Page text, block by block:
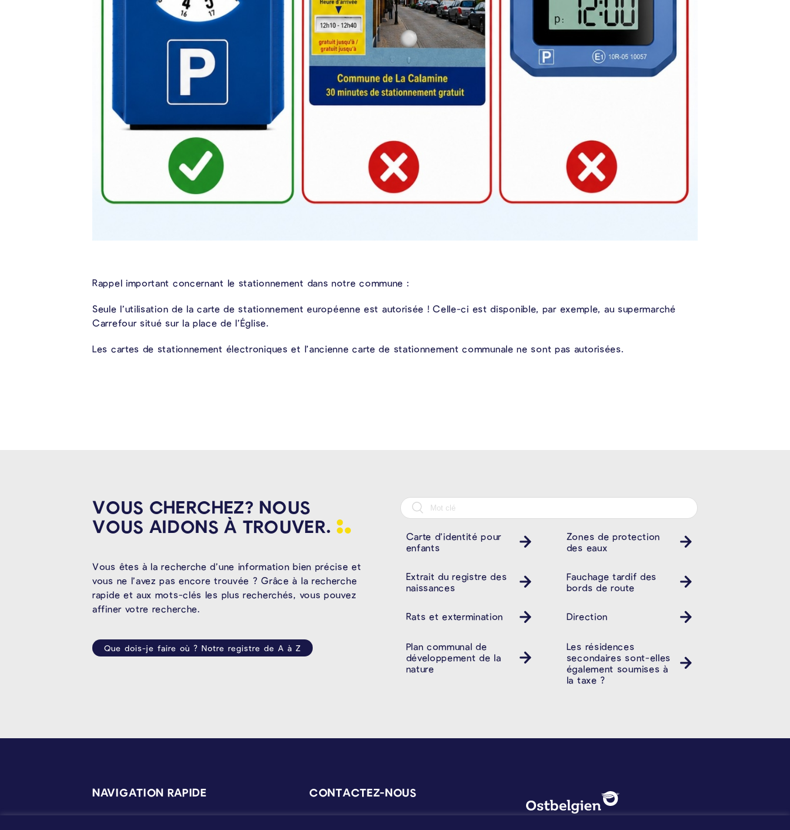
Rappel important concernant le stationnement dans notre commune :
Seule l’utilisation de la carte de stationnement européenne est autorisée ! Celle-ci est disponible, par exemple, au supermarché
Carrefour situé sur la place de l’Église.
Les cartes de stationnement électroniques et l’ancienne carte de stationnement communale ne sont pas autorisées.
VOUS CHERCHEZ? NOUS
VOUS AIDONS À TROUVER.
Vous êtes à la recherche d’une information bien précise et
vous ne l’avez pas encore trouvée ? Grâce à la recherche
rapide et aux mots-clés les plus recherchés, vous pouvez
affiner votre recherche.
Que dois-je faire où ? Notre registre de A à Z
Carte d’identité pour
enfants
Zones de protection
des eaux
Extrait du registre des
naissances
Fauchage tardif des
bords de route
Rats et extermination Direction
Plan communal de
développement de la
nature
Les résidences
secondaires sont-elles
également soumises à
la taxe ?
NAVIGATION RAPIDE CONTACTEZ-NOUS PROTECTION DES DONNÉES,
Logo - Ostbelgien